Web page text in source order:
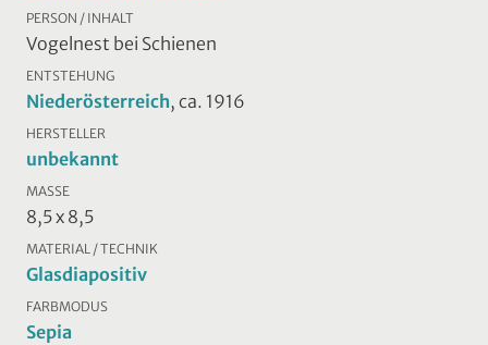
PERSON / INHALT
Vogelnest bei Schienen
ENTSTEHUNG
Niederösterreich, ca. 1916
HERSTELLER
unbekannt
MASSE
8,5 x 8,5
MATERIAL / TECHNIK
Glasdiapositiv
FARBMODUS
Sepia